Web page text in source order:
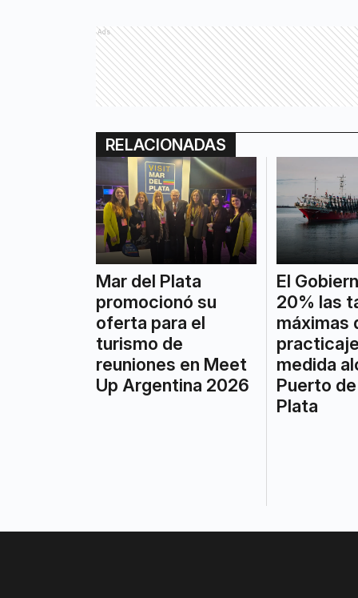
Ads
RELACIONADAS
Mar del Plata
promocionó su
oferta para el
turismo de
reuniones en Meet
Up Argentina 2026
El
20% las
máximas
medida
Puerto
Plata